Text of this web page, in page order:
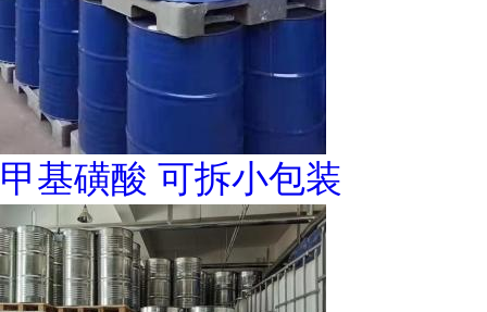
甲基磺酸 可拆小包装